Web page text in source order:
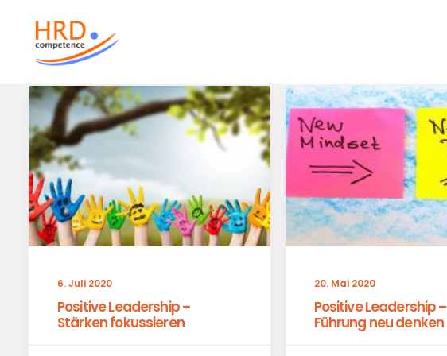
6. Juli 2020
Positive Leadership –
Stärken fokussieren
20. Mai 2020
Positive Leadership –
Führung neu denken